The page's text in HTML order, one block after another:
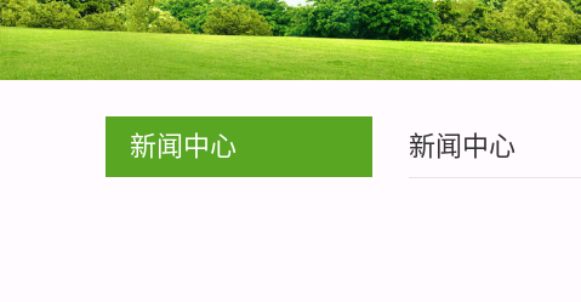
新闻中心 新闻中心